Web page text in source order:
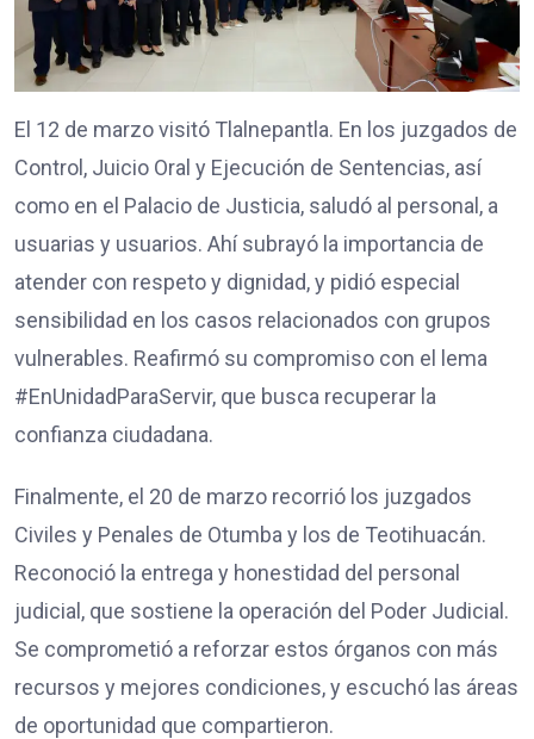
El 12 de marzo visitó Tlalnepantla. En los juzgados de
Control, Juicio Oral y Ejecución de Sentencias, así
como en el Palacio de Justicia, saludó al personal, a
usuarias y usuarios. Ahí subrayó la importancia de
atender con respeto y dignidad, y pidió especial
sensibilidad en los casos relacionados con grupos
vulnerables. Reafirmó su compromiso con el lema
#EnUnidadParaServir, que busca recuperar la
confianza ciudadana.
Finalmente, el 20 de marzo recorrió los juzgados
Civiles y Penales de Otumba y los de Teotihuacán.
Reconoció la entrega y honestidad del personal
judicial, que sostiene la operación del Poder Judicial.
Se comprometió a reforzar estos órganos con más
recursos y mejores condiciones, y escuchó las áreas
de oportunidad que compartieron.